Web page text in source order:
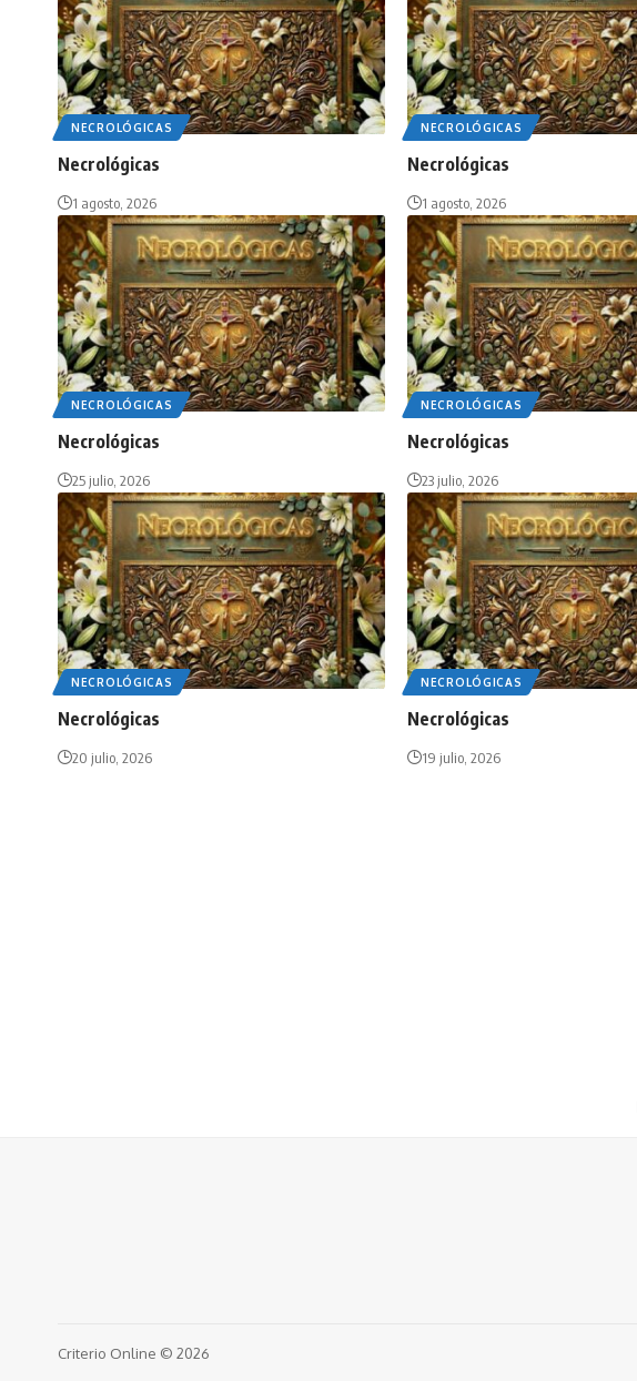
NECROLÓGICAS
Necrológicas
1 agosto, 2026
NECROLÓGICAS
Necrológicas
1 agosto, 2026
NECROLÓGICAS
Necrológicas
25 julio, 2026
NECROLÓGICAS
Necrológicas
23 julio, 2026
NECROLÓGICAS
Necrológicas
20 julio, 2026
NECROLÓGICAS
Necrológicas
19 julio, 2026
Criterio Online © 2026